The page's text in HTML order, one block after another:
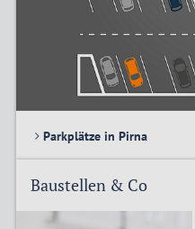
Parkplätze in Pirna
Baustellen & Co